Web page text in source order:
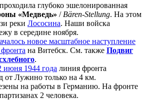
глубоко эшелонированная
«Медведь» / Bären-Stellung. На этом
реки Лососина. Наши войска
в середине ноября.
новое масштабное наступление
на Витебск. См. также Подвиг
.
июня 1944 года линия фронта
от Лужино только на 4 км.
на работы в Германию. На фронте
2 человека.